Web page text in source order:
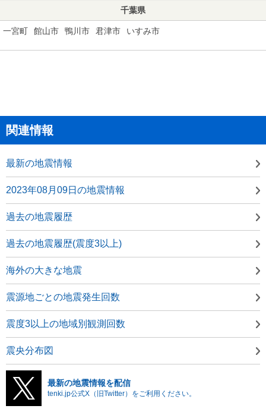
千葉県
一宮町 館山市 鴨川市 君津市 いすみ市
関連情報
最新の地震情報
2023年08月09日の地震情報
過去の地震履歴
過去の地震履歴(震度3以上)
海外の大きな地震
震源地ごとの地震発生回数
震度3以上の地域別観測回数
震央分布図
最新の地震情報を配信
tenki.jp公式X（旧Twitter）をご利用ください。